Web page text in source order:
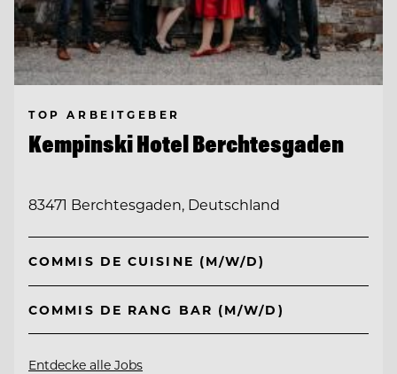
TOP ARBEITGEBER
Kempinski Hotel Berchtesgaden
83471 Berchtesgaden, Deutschland
COMMIS DE CUISINE (M/W/D)
COMMIS DE RANG BAR (M/W/D)
Entdecke alle Jobs